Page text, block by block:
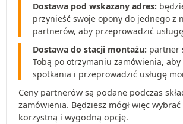
Dostawa pod wskazany adres:
przynieść swoje opony do jednego z
partnerów, aby przeprowadzić
Dostawa do stacji montażu: partner
Tobą po otrzymaniu zamówienia,
spotkania i przeprowadzić usługę
Ceny partnerów są podane podczas
zamówienia. Będziesz mógł więc
korzystną i wygodną opcję.